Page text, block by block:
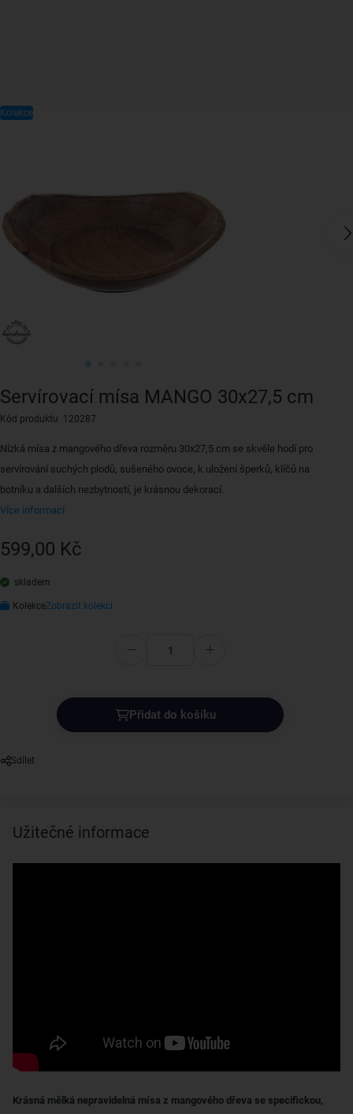
Servírovací mísa MANGO 30x27,5 cm
Kód produktu 120287
Nízká mísa z mangového dřeva rozměru 30x27,5 cm se skvěle hodí pro
servírování suchých plodů, sušeného ovoce, k uložení šperků, klíčů na
botníku a dalších nezbytností, je krásnou dekorací.
Více informací
599,00 Kč
skladem
KolekceZobrazit kolekci
Přidat do košíku
Sdílet
Kolekce
Užitečné informace
Krásná mělká nepravidelná mísa z mangového dřeva se specifickou,